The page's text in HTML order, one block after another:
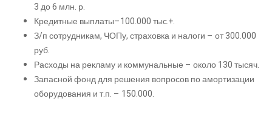
3 до 6 млн. р.
Кредитные выплаты–100.000 тыс.+.
З/п сотрудникам, ЧОПу, страховка и налоги – от 300.000
руб.
Расходы на рекламу и коммунальные – около 130 тысяч.
Запасной фонд для решения вопросов по амортизации
оборудования и т.п. – 150.000.